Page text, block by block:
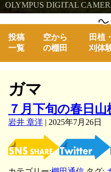
OLYMPUS DIGITAL
OLYMPUS DIGITAL
～美しい棚田の自然と古代米
投稿
一覧
空から
の棚田
田植
刈体
ガマ
７月下旬の春日
岩井 章洋 | 2025年7月26日